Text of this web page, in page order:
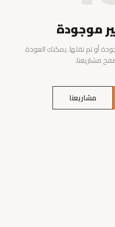
موجودة
أو تم نقلها. يمكنك العودة
مشاريعنا.
مشاريعنا